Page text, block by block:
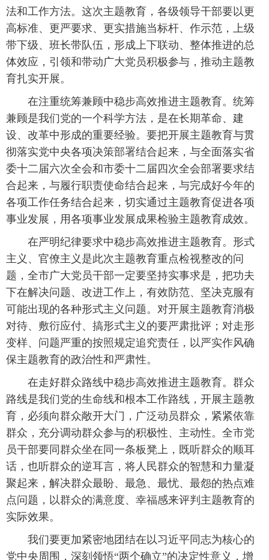
法和工作方法。这次主题教育，各级领导干部要以更
高标准、更严要求、更实措施当标杆、作示范，上级
带下级、班长带队伍，形成上下联动、整体推进的总
体效应，引领和带动广大党员积极参与，推动主题教
育扎实开展。
在注重统筹兼顾中稳步高效推进主题教育。统筹
兼顾是我们党的一个科学方法，是在长期革命、建
设、改革中形成的重要经验。要把开展主题教育与贯
彻落实党中央各项决策部署结合起来，与全面落实省
委十二届六次全会和市委十二届四次全会部署要求结
合起来，与履行职责使命结合起来，与完成好今年的
各项工作任务结合起来，切实通过主题教育促进各项
事业发展，用各项事业发展成果检验主题教育成效。
在严明纪律要求中稳步高效推进主题教育。形式
主义、官僚主义是此次主题教育重点检视整改的问
题，全市广大党员干部一定要坚持实事求是，把功夫
下在解决问题、改进工作上，有效防范、坚决克服有
可能出现的各种形式主义问题。对开展主题教育消极
对待、敷衍应付、搞形式主义的要严肃批评；对走形
变样、问题严重的按照规定追究责任，以严实作风确
保主题教育的政治性和严肃性。
在走好群众路线中稳步高效推进主题教育。群众
路线是我们党的生命线和根本工作路线，开展主题教
育，必须向群众敞开大门，广泛动员群众，紧紧依靠
群众，充分调动群众参与的积极性、主动性。全市党
员干部要同群众坐在同一条板凳上，既听群众的顺耳
话，也听群众的逆耳言，将人民群众的智慧和力量凝
聚起来，解决群众最盼、最急、最忧、最怨的热点难
点问题，以群众的满意度、幸福感来评判主题教育的
实际效果。
我们要更加紧密地团结在以习近平同志为核心的
党中央周围，深刻领悟“两个确立”的决定性意义，增